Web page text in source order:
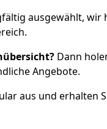
ausgewählt, wir
Dann
Angebote.
aus und erhalten